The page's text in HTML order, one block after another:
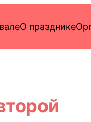
О празднике